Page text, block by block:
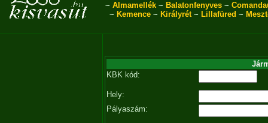
~ Almamellék ~ Balatonfenyves ~
~ Kemence~ Királyrét~ Lillafüred ~
KBK kód:
Hely:
Pályaszám: